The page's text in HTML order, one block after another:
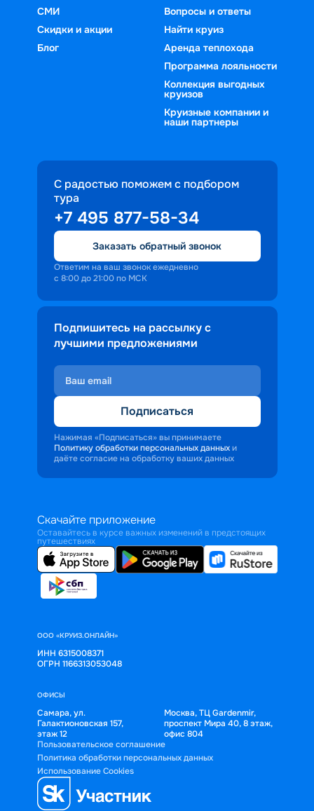
СМИ
Скидки и акции
Блог
Вопросы и ответы
Найти круиз
Аренда теплохода
Программа лояльности
Коллекция выгодных
круизов
Круизные компании и
наши партнеры
С радостью поможем с подбором
тура
+7 495 877-58-34
Заказать обратный звонок
Ответим на ваш звонок ежедневно
с 8:00 до 21:00 по МСК
Подпишитесь на рассылку с
лучшими предложениями
Подписаться
Нажимая «Подписаться» вы принимаете
Политику обработки персональных данных и
даёте согласие на обработку ваших данных
Скачайте приложение
Оставайтесь в курсе важных изменений в предстоящих
путешествиях
ООО «КРУИЗ.ОНЛАЙН»
ИНН 6315008371
ОГРН 1166313053048
ОФИСЫ
Самара, ул.
Галактионовская 157,
этаж 12
Москва, ТЦ Gardenmir,
проспект Мира 40, 8 этаж,
офис 804
Пользовательское соглашение
Политика обработки персональных данных
Использование Cookies